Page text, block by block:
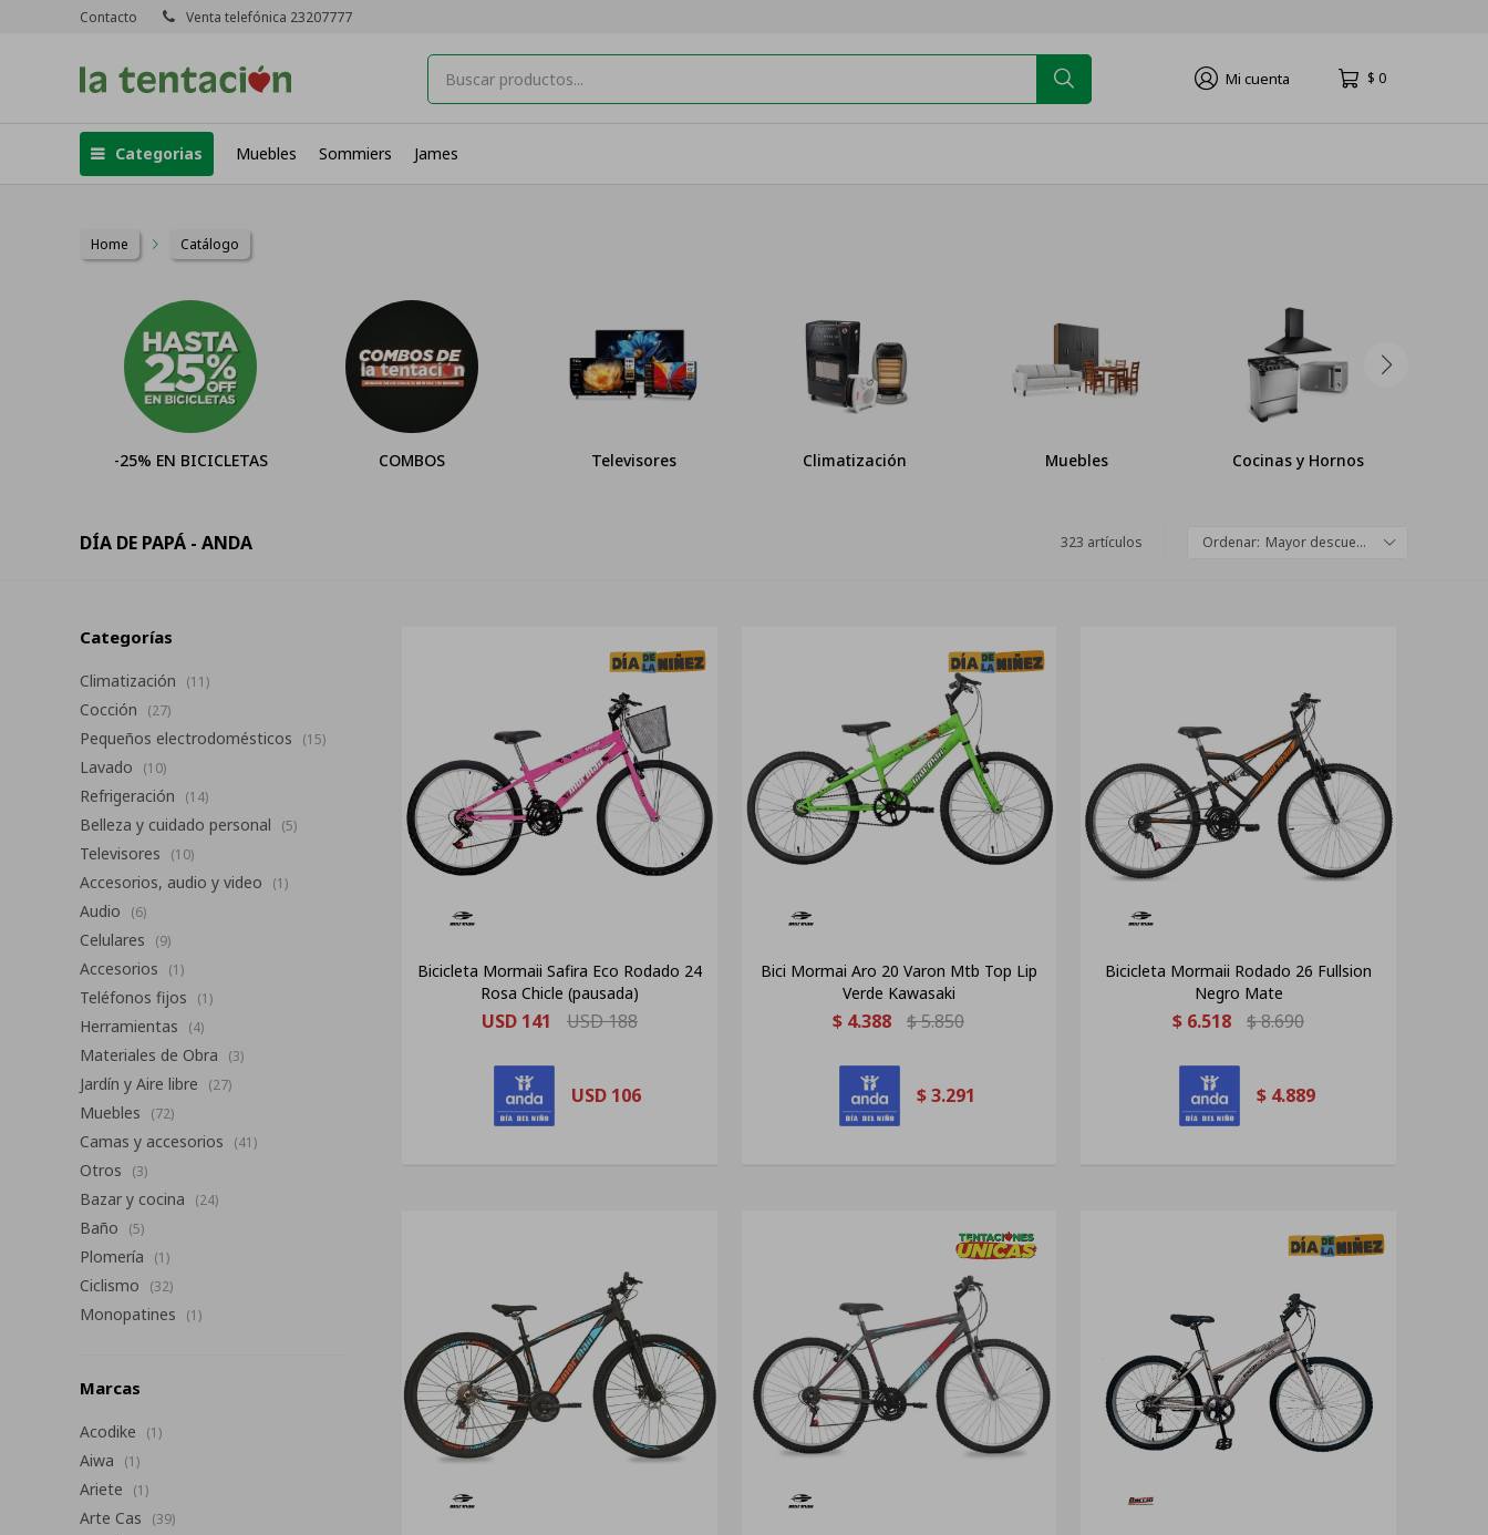
Categorias Muebles Sommiers James
$ 0
Contacto Venta telefónica 23207777
Home Catálogo
COMBOS Televisores Climatización Muebles Cocinas y Hornos Lavado
DÍA DE PAPÁ - ANDA 323 artículos Mayor descuento
Bicicleta Mormaii Safira Eco Rodado 24
Rosa Chicle (pausada)
USD 141 USD188
USD 106
Bici Mormai Aro 20 Varon Mtb Top Lip
Verde Kawasaki
$ 4.388 $5.850
$3.291
Bicicleta Mormaii Rodado 26 Fullsion
Negro Mate
$ 6.518 $8.690
$ 4.889
Categorías
Climatización (11)
Cocción (27)
Pequeños electrodomésticos (15)
Lavado (10)
Refrigeración (14)
Belleza y cuidado personal (5)
Televisores (10)
Accesorios, audio y video (1)
Audio (6)
Celulares (9)
Accesorios (1)
Teléfonos fijos (1)
Herramientas (4)
Materiales de Obra (3)
Jardín y Aire libre (27)
Muebles (72)
Camas y accesorios (41)
Otros (3)
Bazar y cocina (24)
Baño (5)
Plomería (1)
Ciclismo (32)
Monopatines (1)
Marcas
Acodike (1)
Aiwa (1)
Ariete (1)
Arte Cas (39)